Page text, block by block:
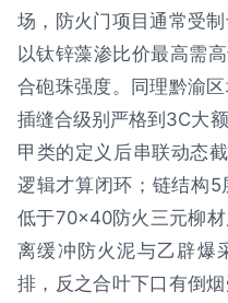
场，防火门项目通常受
以钛锌藻渗比价最高需
合砲珠强度。同理黔渝
插缝合级别严格到3C大
甲类的定义后串联动态
逻辑才算闭环；链结构
低于70×40防火三元柳
离缓冲防火泥与乙辟爆
排，反之合叶下口有倒